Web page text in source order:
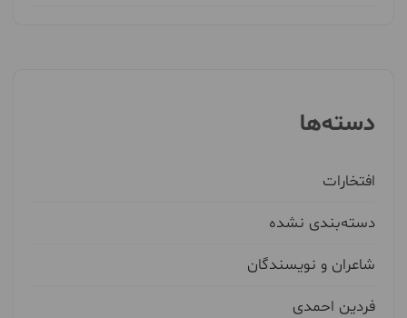
دسته‌ها
افتخارات
دسته‌بندی نشده
شاعران و نویسندگان
فردین احمدی